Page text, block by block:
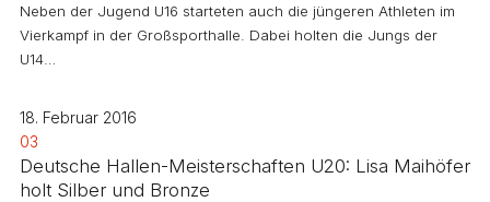
Neben der Jugend U16 starteten auch die jüngeren Athleten im
Vierkampf in der Großsporthalle. Dabei holten die Jungs der
U14…
18. Februar 2016
03
Deutsche Hallen-Meisterschaften U20: Lisa Maihöfer
holt Silber und Bronze